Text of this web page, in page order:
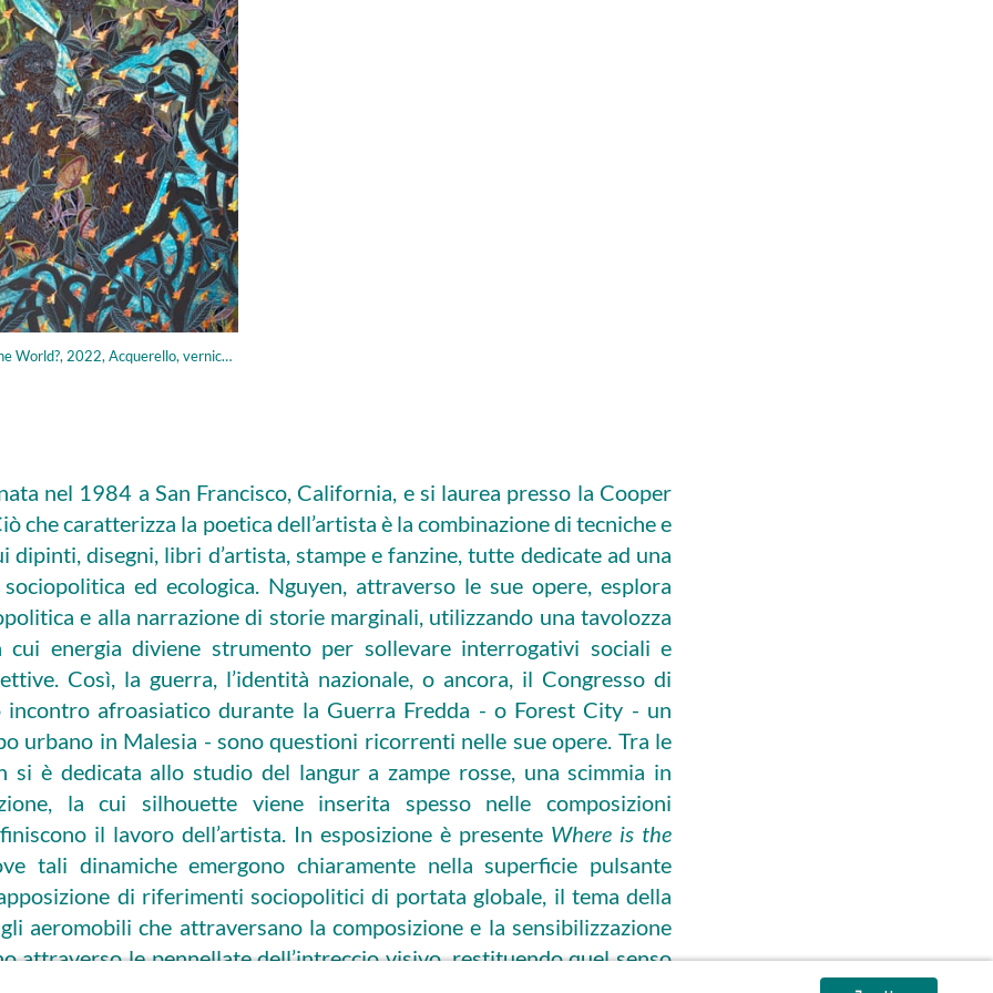
vernice vinilica, pastello e foglia di metallo su carta tesa su pannello, 101,6 × 76,2 cm
nel 1984 a San Francisco, California, e si laurea presso la Cooper
che caratterizza la poetica dell’artista è la combinazione di tecniche e
dipinti, disegni, libri d’artista, stampe e fanzine, tutte dedicate ad una
ed ecologica. Nguyen, attraverso le sue opere, esplora
e alla narrazione di storie marginali, utilizzando una tavolozza
energia diviene strumento per sollevare interrogativi sociali e
Così, la guerra, l’identità nazionale, o ancora, il Congresso di
incontro afroasiatico durante la Guerra Fredda - o Forest City - un
urbano in Malesia - sono questioni ricorrenti nelle sue opere. Tra le
si è dedicata allo studio del langur a zampe rosse, una scimmia in
la cui silhouette viene inserita spesso nelle composizioni
il lavoro dell’artista. In esposizione è presente Where is the
tali dinamiche emergono chiaramente nella superficie pulsante
di riferimenti sociopolitici di portata globale, il tema della
aeromobili che attraversano la composizione e la sensibilizzazione
attraverso le pennellate dell’intreccio visivo, restituendo quel senso